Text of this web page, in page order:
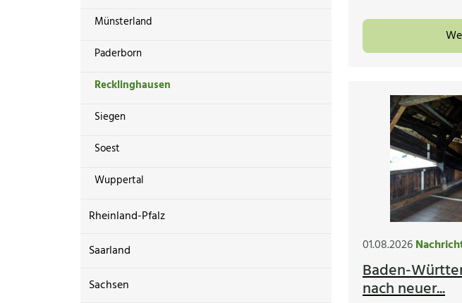
Münsterland
Paderborn
Recklinghausen
Siegen
Soest
Wuppertal
Rheinland-Pfalz
Saarland
Sachsen
01.08.2026
Baden-
nach neuer...